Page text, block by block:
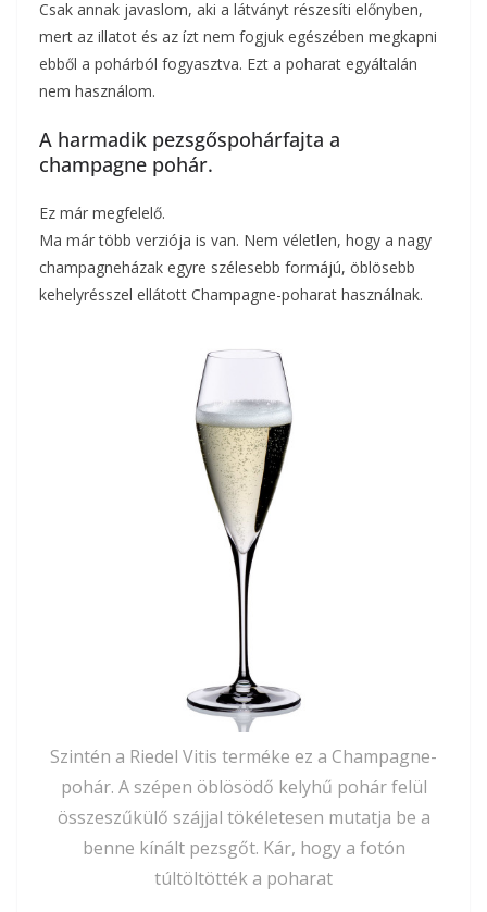
Csak annak javaslom, aki a látványt részesíti előnyben,
mert az illatot és az ízt nem fogjuk egészében megkapni
ebből a pohárból fogyasztva. Ezt a poharat egyáltalán
nem használom.
A harmadik pezsgőspohárfajta a
champagne pohár.
Ez már megfelelő.
Ma már több verziója is van. Nem véletlen, hogy a nagy
champagneházak egyre szélesebb formájú, öblösebb
kehelyrésszel ellátott Champagne-poharat használnak.
Szintén a Riedel Vitis terméke ez a Champagne-
pohár. A szépen öblösödő kelyhű pohár felül
összeszűkülő szájjal tökéletesen mutatja be a
benne kínált pezsgőt. Kár, hogy a fotón
túltöltötték a poharat